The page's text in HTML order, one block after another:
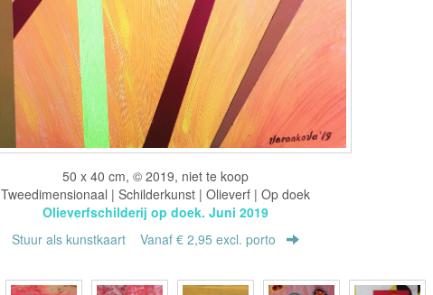
50 x 40 cm, © 2019, niet te koop
Tweedimensionaal | Schilderkunst | Olieverf | Op doek
Olieverfschilderij op doek. Juni 2019
Stuur als kunstkaart Vanaf € 2,95 excl. porto